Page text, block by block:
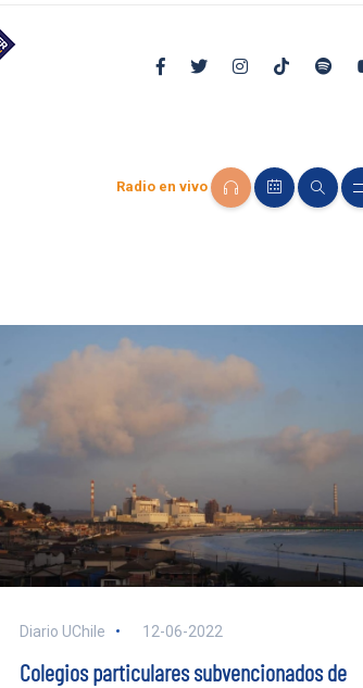
Radio en vivo
Diario UChile 12-06-2022
Colegios particulares subvencionados de